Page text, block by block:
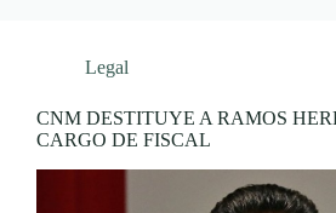
Legal
CNM DESTITUYE A RAMOS
CARGO DE FISCAL